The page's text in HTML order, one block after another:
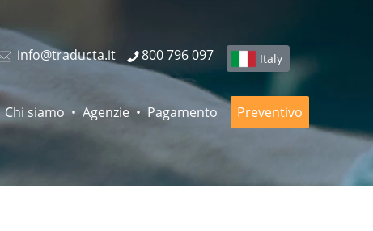
Italy
info@traducta.it 800 796 097
Chi siamo Agenzie Pagamento Preventivo